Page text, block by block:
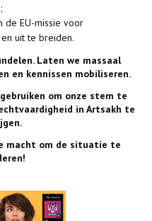
de EU-missie voor
uit te breiden.
Laten we massaal
en kennissen mobiliseren.
om onze stem te
in Artsakh te
macht om de situatie te